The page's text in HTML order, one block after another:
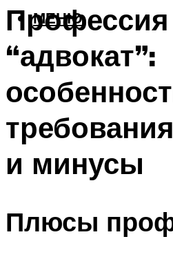
МЕНЮ
Профессия
“адвокат”:
и минусы
Плюсы